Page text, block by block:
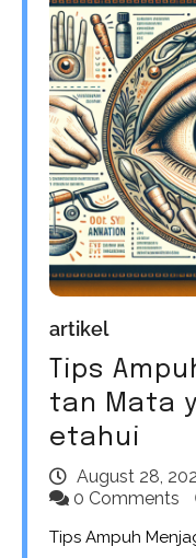
artikel
Tips
tan Mata
etahui
August 28,
0 Comments
Tips Ampuh